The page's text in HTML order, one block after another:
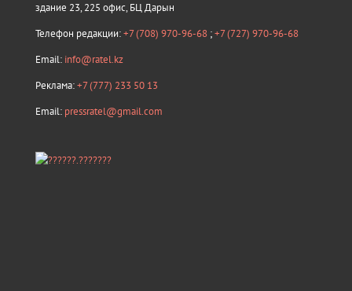
здание 23, 225 офис, БЦ Дарын
Телефон редакции:+7 (708) 970-96-68 ;+7 (727) 970-96-68
Email: info@ratel.kz
Реклама:+7 (777) 233 50 13
Email: pressratel@gmail.com